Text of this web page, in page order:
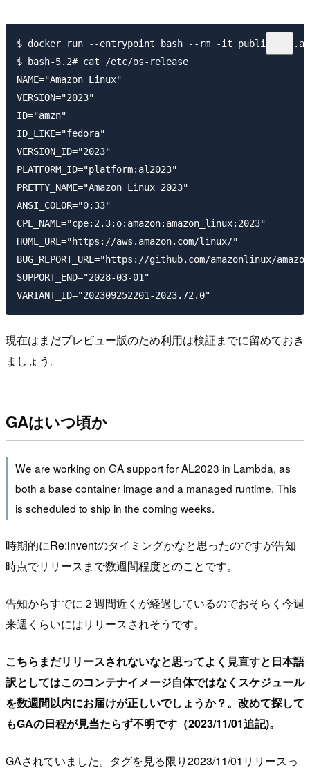
$ docker run --entrypoint bash --rm -it
$ bash-5.2# cat /etc/os-release
NAME="Amazon Linux"
VERSION="2023"
ID="amzn"
ID_LIKE="fedora"
VERSION_ID="2023"
PLATFORM_ID="platform:al2023"
PRETTY_NAME="Amazon Linux 2023"
ANSI_COLOR="0;33"
CPE_NAME="cpe:2.3:o:amazon:amazon_linux:2023"
HOME_URL="https://aws.amazon.com/linux/"
BUG_REPORT_URL="https://github.com/amazonlinux/
SUPPORT_END="2028-03-01"
現在はまだプレビュー版のため利用は検証までに留めておき
ましょう。
GAはいつ頃か
We are working on GA support for AL2023 in Lambda, as
both a base container image and a managed runtime. This
is scheduled to ship in the coming weeks.
時期的にRe:inventのタイミングかなと思ったのですが告知
時点でリリースまで数週間程度とのことです。
告知からすでに２週間近くが経過しているのでおそらく今週
来週くらいにはリリースされそうです。
こちらまだリリースされないなと思ってよく見直すと日本語
訳としてはこのコンテナイメージ自体ではなくスケジュール
を数週間以内にお届けが正しいでしょうか？。改めて探して
もGAの日程が見当たらず不明です（2023/11/01追記)。
GAされていました。タグを見る限り2023/11/01リリースっ